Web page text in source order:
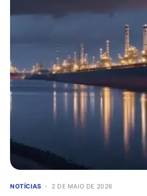
NOTÍCIAS 2 DE MAIO DE 2026